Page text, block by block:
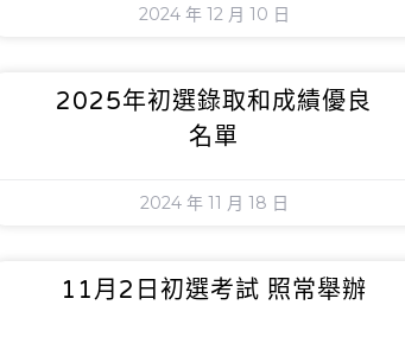
2024 年 12 月 10 日
2025年初選錄取和成績優良
名單
2024 年 11 月 18 日
11月2日初選考試 照常舉辦